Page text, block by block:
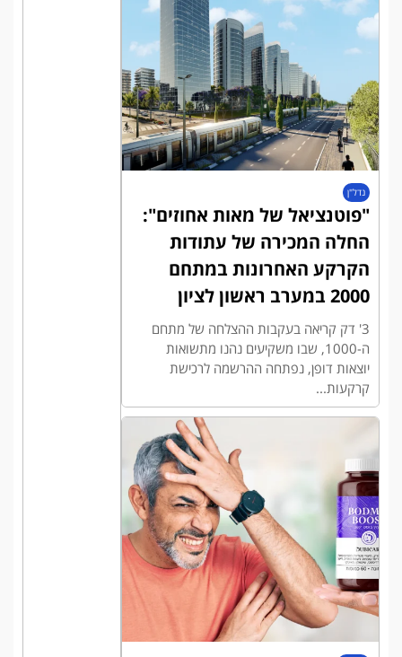
נדל"ן
"פוטנציאל של מאות אחוזים":
החלה המכירה של עתודות
הקרקע האחרונות במתחם
2000 במערב ראשון לציון
3' דק קריאה בעקבות ההצלחה של מתחם
ה-1000, שבו משקיעים נהנו מתשואות
יוצאות דופן, נפתחה ההרשמה לרכישת
קרקעות...